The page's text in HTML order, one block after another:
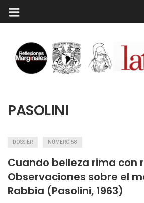
PASOLINI
DOSSIER NÚMERO 58
Cuando belleza rima con
Observaciones sobre el
Rabbia (Pasolini, 1963)